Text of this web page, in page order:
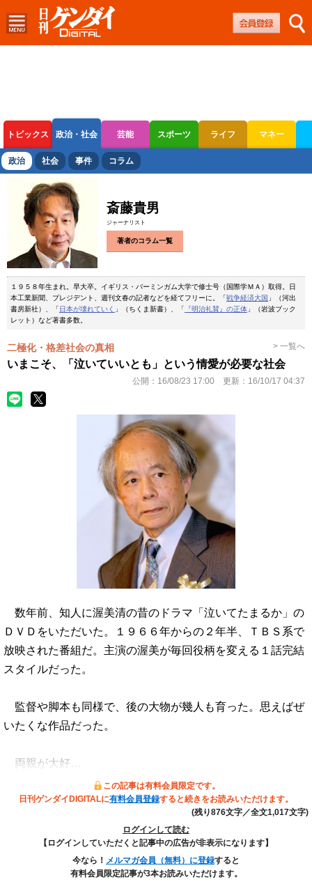
トピックス 政治・社会 芸能 スポーツ ライフ マネー
ボートレース 競輪 オートレース
政治 社会 事件 コラム
斎藤貴男
ジャーナリスト
著者のコラム一覧
１９５８年生まれ。早大卒。イギリス・バーミンガム大学で修士号（国際学ＭＡ）取得。日
本工業新聞、プレジデント、週刊文春の記者などを経てフリーに。「戦争経済大国 」（河出
書房新社）、「日本が壊れていく 」（ちくま新書）、「 『明治礼賛』の正体 」（岩波ブック
レット）など著書多数。
二極化・格差社会の真相 > 一覧へ
いまこそ、「泣いていいとも」という情愛が必要な社会
公開： 16/08/23 17:00 更新： 16/10/17 04:37
数年前、知人に渥美清の昔のドラマ「泣いてたまるか」の
ＤＶＤをいただいた。１９６６年からの２年半、ＴＢＳ系で
放映された番組だ。主演の渥美が毎回役柄を変える１話完結
スタイルだった。
監督や脚本も同様で、後の大物が幾人も育った。思えばぜ
いたくな作品だった。
両親が大好…
この記事は有料会員限定です。
日刊ゲンダイDIGITALに有料会員登録すると続きをお読みいただけます。
(残り876文字／全文1,017文字)
ログインして読む
【ログインしていただくと記事中の広告が非表示になります】
今なら！ メルマガ会員（無料）に登録すると
有料会員限定記事が3本お読みいただけます。